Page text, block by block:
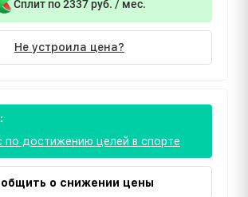
Сплит по 2337 руб. / мес.
Не устроила цена?
по достижению целей в спорте
о снижении цены